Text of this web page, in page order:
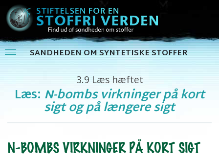
SANDHEDEN OM SYNTETISKE STOFFER
3.9 Læs hæftet
Læs: N-bombs virkninger på kort
sigt og på længere sigt
N-BOMBS VIRKNINGER PÅ KORT SIGT